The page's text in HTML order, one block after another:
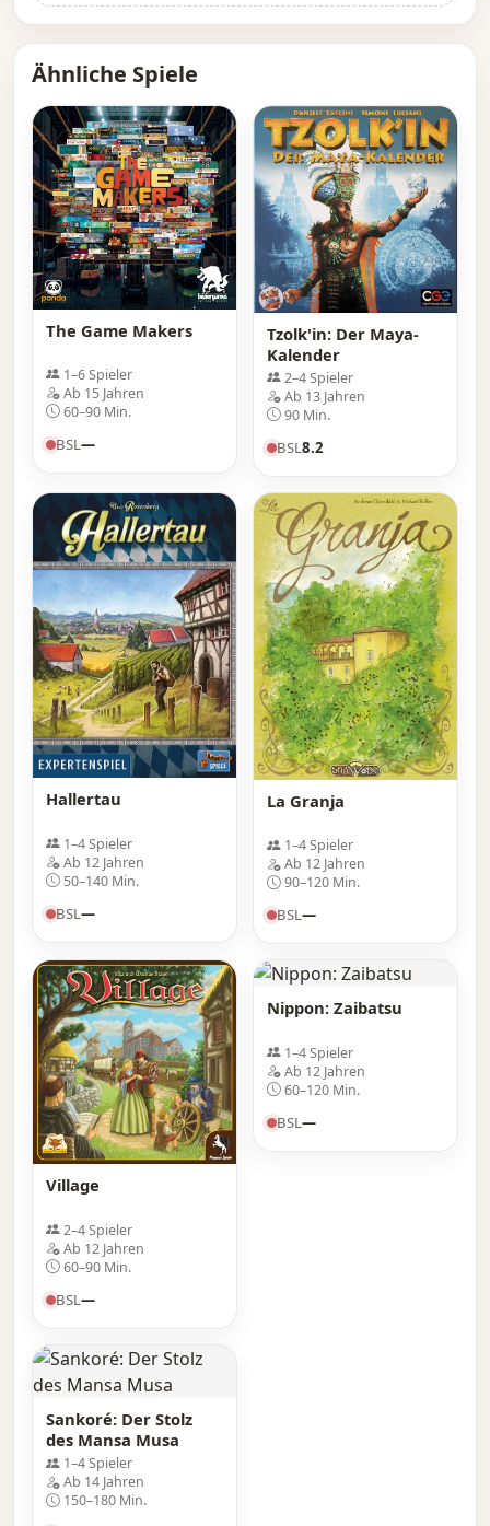
Ähnliche Spiele
The Game Makers
1–6 Spieler
Ab 15 Jahren
60–90 Min.
BSL—
Tzolk'in: Der Maya-
Kalender
2–4 Spieler
Ab 13 Jahren
90 Min.
BSL8.2
Hallertau
1–4 Spieler
Ab 12 Jahren
50–140 Min.
BSL—
La Granja
1–4 Spieler
Ab 12 Jahren
90–120 Min.
BSL—
Village
2–4 Spieler
Ab 12 Jahren
60–90 Min.
BSL—
Nippon: Zaibatsu
1–4 Spieler
Ab 12 Jahren
60–120 Min.
BSL—
Sankoré: Der Stolz
des Mansa Musa
1–4 Spieler
Ab 14 Jahren
150–180 Min.